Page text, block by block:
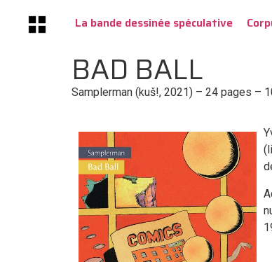
La bande dessinée spéculative
BAD BALL
Samplerman (kuš!, 2021) – 24 pages –